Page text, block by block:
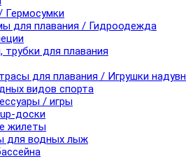
Гермосумки
для плавания / Гидроодежда
трубки для плавания
для плавания / Игрушки
видов спорта
/ игры
доски
жилеты
для водных лыж